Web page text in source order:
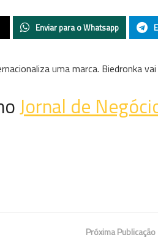
Enviar para o Whatsapp
uma marca. Biedronka
Jornal de
Próxima Publicação